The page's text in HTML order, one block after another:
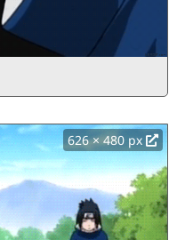
626 × 480 px